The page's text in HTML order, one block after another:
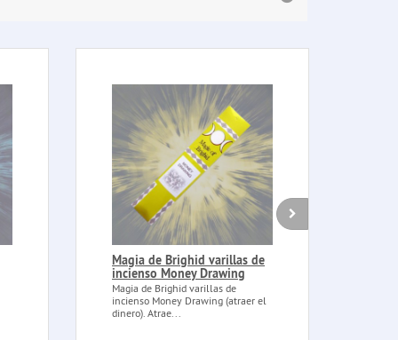
Magia de Brighid varillas de
incienso Money Drawing
Magia de Brighid varillas de
incienso Money Drawing (atraer el
dinero). Atrae...